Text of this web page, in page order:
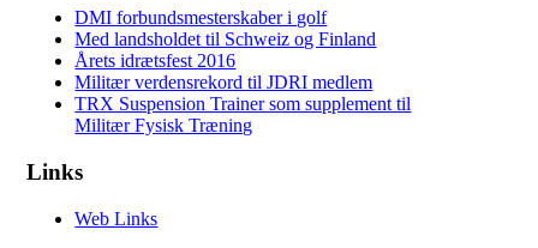
DMI forbundsmesterskaber i golf
Med landsholdet til Schweiz og Finland
Årets idrætsfest 2016
Militær verdensrekord til JDRI medlem
TRX Suspension Trainer som supplement til
Militær Fysisk Træning
Links
Web Links